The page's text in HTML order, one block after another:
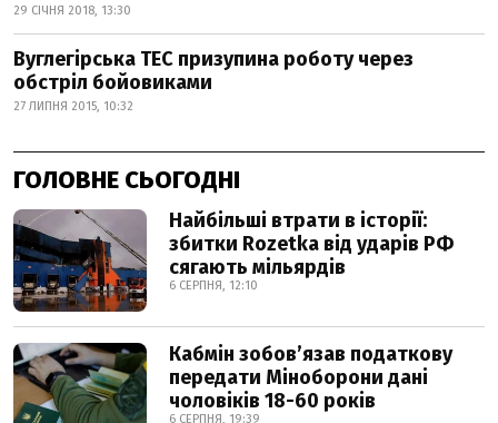
29 СІЧНЯ 2018, 13:30
Вуглегірська ТЕС призупина роботу через
обстріл бойовиками
27 ЛИПНЯ 2015, 10:32
ГОЛОВНЕ СЬОГОДНІ
Найбільші втрати в історії:
збитки Rozetka від ударів РФ
сягають мільярдів
6 СЕРПНЯ, 12:10
Кабмін зобовʼязав податкову
передати Міноборони дані
чоловіків 18-60 років
6 СЕРПНЯ, 19:39